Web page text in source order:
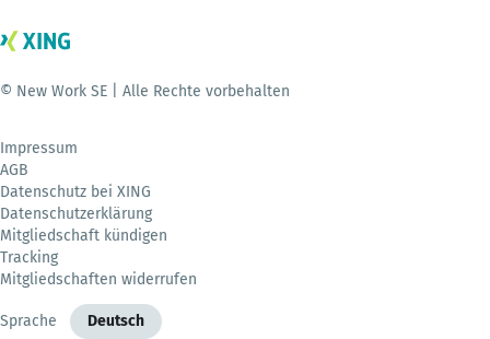
© New Work SE | Alle Rechte vorbehalten
Impressum
AGB
Datenschutz bei XING
Datenschutzerklärung
Mitgliedschaft kündigen
Tracking
Mitgliedschaften widerrufen
Sprache Deutsch